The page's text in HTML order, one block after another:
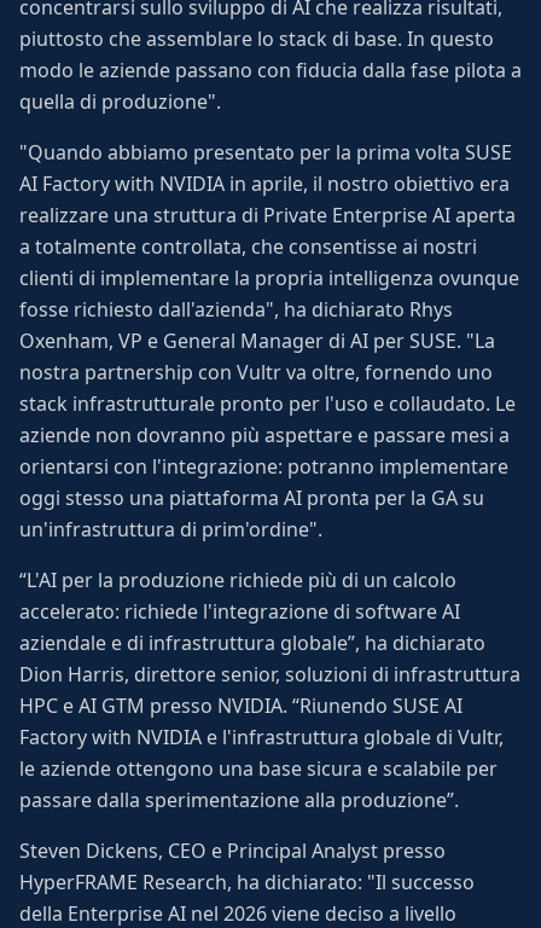
concentrarsi sullo sviluppo di AI che realizza risultati,
piuttosto che assemblare lo stack di base. In questo
modo le aziende passano con fiducia dalla fase pilota a
quella di produzione".
"Quando abbiamo presentato per la prima volta SUSE
AI Factory with NVIDIA in aprile, il nostro obiettivo era
realizzare una struttura di Private Enterprise AI aperta
a totalmente controllata, che consentisse ai nostri
clienti di implementare la propria intelligenza ovunque
fosse richiesto dall'azienda", ha dichiarato Rhys
Oxenham, VP e General Manager di AI per SUSE. "La
nostra partnership con Vultr va oltre, fornendo uno
stack infrastrutturale pronto per l'uso e collaudato. Le
aziende non dovranno più aspettare e passare mesi a
orientarsi con l'integrazione: potranno implementare
oggi stesso una piattaforma AI pronta per la GA su
un'infrastruttura di prim'ordine".
“L'AI per la produzione richiede più di un calcolo
accelerato: richiede l'integrazione di software AI
aziendale e di infrastruttura globale”, ha dichiarato
Dion Harris, direttore senior, soluzioni di infrastruttura
HPC e AI GTM presso NVIDIA. “Riunendo SUSE AI
Factory with NVIDIA e l'infrastruttura globale di Vultr,
le aziende ottengono una base sicura e scalabile per
passare dalla sperimentazione alla produzione”.
Steven Dickens, CEO e Principal Analyst presso
HyperFRAME Research, ha dichiarato: "Il successo
della Enterprise AI nel 2026 viene deciso a livello